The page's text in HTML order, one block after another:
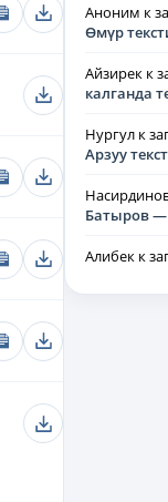
Аноним к
Өмүр
Айзирек к
калганда
Нургул к
Арзуу
Батыров —
Алибек к